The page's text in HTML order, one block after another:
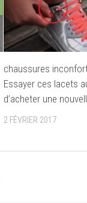
chaussures
Essayer ces lacets
d’acheter une
2 FÉVRIER 2017